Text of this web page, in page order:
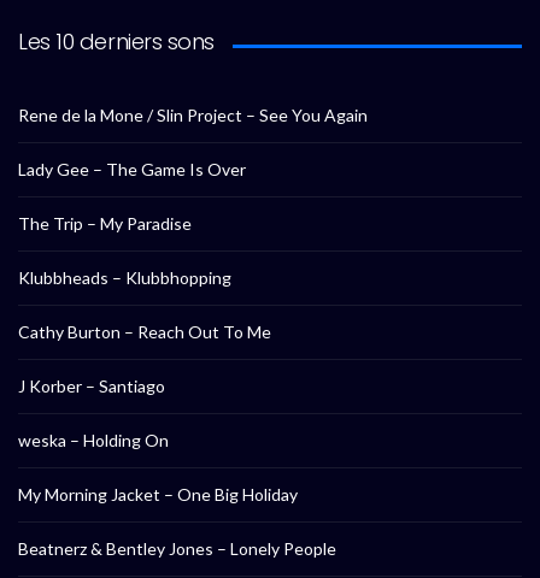
Les 10 derniers sons
Rene de la Mone / Slin Project – See You Again
Lady Gee – The Game Is Over
The Trip – My Paradise
Klubbheads – Klubbhopping
Cathy Burton – Reach Out To Me
J Korber – Santiago
weska – Holding On
My Morning Jacket – One Big Holiday
Beatnerz & Bentley Jones – Lonely People